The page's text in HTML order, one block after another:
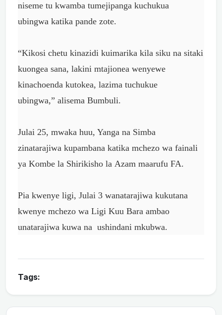
niseme tu kwamba tumejipanga kuchukua
ubingwa katika pande zote.
“Kikosi chetu kinazidi kuimarika kila siku na sitaki
kuongea sana, lakini mtajionea wenyewe
kinachoenda kutokea, lazima tuchukue
ubingwa,” alisema Bumbuli.
Julai 25, mwaka huu, Yanga na Simba
zinatarajiwa kupambana katika mchezo wa fainali
ya Kombe la Shirikisho la Azam maarufu FA.
Pia kwenye ligi, Julai 3 wanatarajiwa kukutana
kwenye mchezo wa Ligi Kuu Bara ambao
unatarajiwa kuwa na ushindani mkubwa.
Tags: